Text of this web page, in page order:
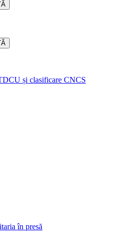
și clasificare CNCS
în presă